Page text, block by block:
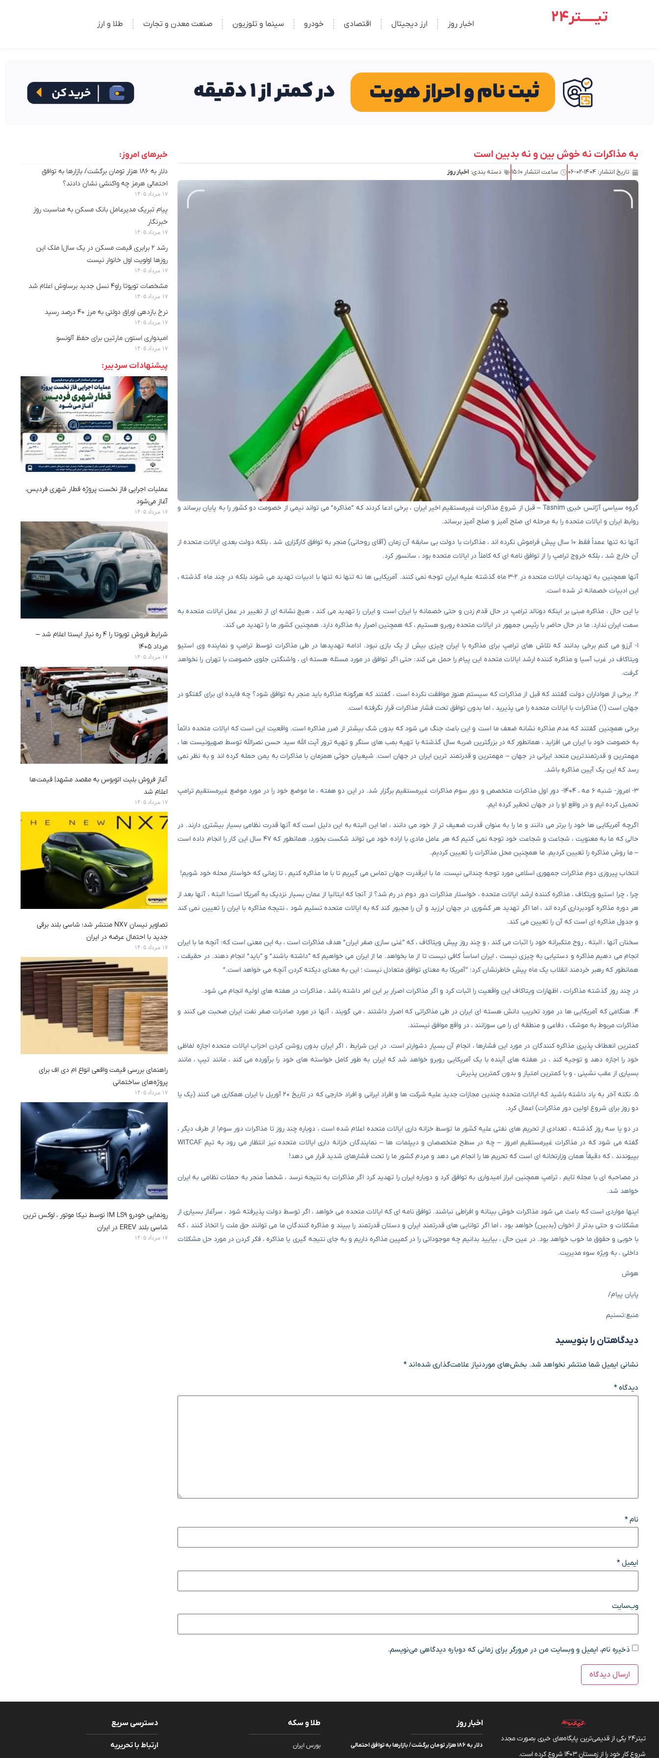
تیـــــتر24 اخبار روز ارز دیجیتال اقتصادی خودرو سینما و تلوزیون صنعت معدن و تجارت طلا و ارز
به مذاکرات نه خوش بین و نه بدبین است
تاریخ انتشار: ۱۴۰۴-۰۲-۰۶ ساعت انتشار ۱۵:۱۰ دسته بندی: اخبار روز
گروه سیاسی آژانس خبری Tasnim – قبل از شروع مذاکرات غیرمستقیم اخیر ایران ، برخی ادعا کردند که “مذاکره” می تواند نیمی از خصومت دو کشور را به پایان برساند و
روابط ایران و ایالات متحده را به مرحله ای صلح آمیز و صلح آمیز برساند.
آنها نه تنها عمداً فقط ۱۰ سال پیش فراموش نکرده اند ، مذاکرات با دولت بی سابقه آن زمان (آقای روحانی) منجر به توافق کارگزاری شد ، بلکه دولت بعدی ایالات متحده از
آن خارج شد ، بلکه خروج ترامپ را از توافق نامه ای که کاملاً در ایالات متحده بود ، سانسور کرد.
آنها همچنین به تهدیدات ایالات متحده در ۲-۳ ماه گذشته علیه ایران توجه نمی کنند. آمریکایی ها نه تنها نه تنها با ادبیات تهدید می شوند بلکه در چند ماه گذشته ،
این ادبیات خصمانه تر شده است.
با این حال ، مذاکره مبنی بر اینکه دونالد ترامپ در حال قدم زدن و حتی خصمانه با ایران است و ایران را تهدید می کند ، هیچ نشانه ای از تغییر در عمل ایالات متحده به
سمت ایران ندارد. ما در حال حاضر با رئیس جمهور در ایالات متحده روبرو هستیم ، که همچنین اصرار به مذاکره دارد. همچنین کشور ما را تهدید می کند.
۱- آرزو می کنم برخی بدانند که تلاش های ترامپ برای مذاکره با ایران چیزی بیش از یک بازی نبود. ادامه تهدیدها در طی مذاکرات توسط ترامپ و نماینده وی استیو
ویتاکاف در غرب آسیا و مذاکره کننده ارشد ایالات متحده این پیام را حمل می کند: حتی اگر توافق در مورد مسئله هسته ای ، واشنگتن جلوی خصومت با تهران را نخواهد
گرفت.
۲. برخی از هواداران دولت گفتند که قبل از مذاکرات که سیستم هنوز موافقت نکرده است ، گفتند که هرگونه مذاکره باید منجر به توافق شود؟ چه فایده ای برای گفتگو در
جهان است (!) مذاکرات با ایالات متحده را می پذیرید ، اما بدون توافق تحت فشار مذاکرات قرار نگرفته است.
برخی همچنین گفتند که عدم مذاکره نشانه ضعف ما است و این باعث جنگ می شود که بدون شک بیشتر از ضرر مذاکره است. واقعیت این است که ایالات متحده دائماً
به خصومت خود با ایران می افزاید ، همانطور که در بزرگترین ضربه سال گذشته با تهیه بمب های سنگر و تهیه ترور آیت الله سید حسن نصرالله توسط صهیونیست ها ،
مهمترین و قدرتمندترین متحد ایرانی در جهان – مهمترین و قدرتمند ترین ایران در جهان است. شیعیان حوثی همزمان با مذاکرات به یمن حمله کرده اند و به نظر نمی
رسد که این یک آیین مذاکره باشد.
۳- امروز- شنبه ۶ مه ، ۱۴۰۴- دور اول مذاکرات متخصص و دور سوم مذاکرات غیرمستقیم برگزار شد. در این دو هفته ، ما موضع خود را در مورد موضع غیرمستقیم ترامپ
تحمیل کرده ایم و در واقع او را در جهان تحقیر کرده ایم.
اگرچه آمریکایی ها خود را برتر می دانند و ما را به عنوان قدرت ضعیف تر از خود می دانند ، اما این البته به این دلیل است که آنها قدرت نظامی بسیار بیشتری دارند. در
حالی که ما به معنویت ، شجاعت و شجاعت خود توجه نمی کنیم که هر عامل مادی با اراده خود می تواند شکست بخورد. همانطور که ۴۷ سال این کار را انجام داده است
– ما روش مذاکره را تعیین کردیم. ما همچنین محل مذاکرات را تعیین کردیم.
انتخاب پیروزی دوم مذاکرات جمهوری اسلامی مورد توجه چندانی نیست. ما با ابرقدرت جهان تماس می گیریم تا با ما مذاکره کنیم ، تا زمانی که خواستار محله خود شویم!
چرا ، چرا استیو ویتکاف ، مذاکره کننده ارشد ایالات متحده ، خواستار مذاکرات دور دوم در رم شد؟ از آنجا که ایتالیا از عمان بسیار نزدیک به آمریکا است! البته ، آنها بعد از
هر دوره مذاکره گودبرداری کرده اند ، اما اگر تهدید هر کشوری در جهان لرزید و آن را مجبور کند که به ایالات متحده تسلیم شود ، نتیجه مذاکره با ایران را تعیین نمی کند
و جدول مذاکره ای است که آن را تعیین می کند.
سخنان آنها ، البته ، روح متکبرانه خود را اثبات می کند ، و چند روز پیش ویتاکاف ، که “غنی سازی صفر ایران” هدف مذاکرات است ، به این معنی است که: آنچه ما با ایران
انجام می دهیم مذاکره و دستیابی به چیزی نیست ، ایران اساساً کافی نیست تا از ما بخواهد. ما از ایران می خواهیم که “داشته باشند” و “باید” انجام دهند. در حقیقت ،
همانطور که رهبر خردمند انقلاب یک ماه پیش خاطرنشان کرد: “آمریکا به معنای توافق متعادل نیست ؛ این به معنای دیکته کردن آنچه می خواهد است.”
در چند روز گذشته مذاکرات ، اظهارات ویتاکاف این واقعیت را اثبات کرد و اگر مذاکرات اصرار بر این امر داشته باشد ، مذاکرات در هفته های اولیه انجام می شود.
۴. هنگامی که آمریکایی ها در مورد تخریب دانش هسته ای ایران در طی مذاکراتی که اصرار داشتند ، می گویند ، آنها در مورد صادرات صفر نفت ایران صحبت می کنند و
مذاکرات مربوط به موشک ، دفاعی و منطقه ای را می سوزانند ، در واقع موافق نیستند.
کمترین انعطاف پذیری مذاکره کنندگان در مورد این فشارها ، انجام آن بسیار دشوارتر است. در این شرایط ، اگر ایران بدون روشن کردن احزاب ایالات متحده اجازه لفاظی
خود را اجازه دهد و توجیه کند ، در هفته های آینده با یک آمریکایی روبرو خواهد شد که ایران به طور کامل خواسته های خود را برآورده می کند ، مانند تیپ ، مانند
بسیاری از عقب نشینی ، و با کمترین امتیاز و بدون کمترین پذیرش.
۵. نکته آخر به یاد داشته باشید که ایالات متحده چندین مجازات جدید علیه شرکت ها و افراد ایرانی و افراد خارجی که در تاریخ ۲۰ آوریل با ایران همکاری می کنند (یک یا
دو روز برای شروع اولین دور مذاکرات) اعمال کرد.
در دو یا سه روز گذشته ، تعدادی از تحریم های نفتی علیه کشور ما توسط خزانه داری ایالات متحده اعلام شده است ، دوباره چند روز تا مذاکرات دور سوم! از طرف دیگر ،
گفته می شود که در مذاکرات غیرمستقیم امروز – چه در سطح متخصصان و دیپلمات ها – نمایندگان خزانه داری ایالات متحده نیز انتظار می رود به تیم WITCAF
بپیوندند ، که دقیقاً همان وزارتخانه ای است که تحریم ها را انجام می دهد و مردم کشور ما را تحت فشارهای شدید قرار می دهد!
در مصاحبه ای با مجله تایم ، ترامپ همچنین ابراز امیدواری به توافق کرد و دوباره ایران را تهدید کرد اگر مذاکرات به نتیجه نرسد ، شخصاً منجر به حملات نظامی به ایران
خواهد شد.
اینها مواردی است که باعث می شود مذاکرات خوش بینانه و افراطی نباشند. توافق نامه ای که ایالات متحده می خواهد ، اگر توسط دولت پذیرفته شود ، سرآغاز بسیاری از
مشکلات و حتی بدتر از اخوان (بدبین) خواهد بود ، اما اگر توانایی های قدرتمند ایران و دستان قدرتمند را ببیند و مذاکره کنندگان ما می توانند حق ملت را اتخاذ کنند ، که
با خوبی و حقوق ما خوب خواهد بود. در عین حال ، بیایید بدانیم چه موجوداتی را در کمپین مذاکره داریم و به جای نتیجه گیری یا مذاکره ، فکر کردن در مورد حل مشکلات
داخلی ، به ویژه سوء مدیریت.
هوش
پایان پیام/
منبع:تسنیم
دیدگاهتان را بنویسید
نشانی ایمیل شما منتشر نخواهد شد. بخش‌های موردنیاز علامت‌گذاری شده‌اند*
دیدگاه*
نام*
ایمیل*
وب‌سایت
ذخیره نام، ایمیل و وبسایت من در مرورگر برای زمانی که دوباره دیدگاهی می‌نویسم.
خبرهای امروز:
دلار به ۱۸۶ هزار تومان برگشت/ بازارها به توافق
احتمالی هرمز چه واکنشی نشان دادند؟
۱۷ مرداد ۱۴۰۵
پیام تبریک مدیرعامل بانک مسکن به مناسبت روز
خبرنگار
۱۷ مرداد ۱۴۰۵
رشد ۲ برابری قیمت مسکن در یک سال| ملک این
روزها اولویت اول خانوار نیست
۱۷ مرداد ۱۴۰۵
مشخصات تویوتا راو۴ نسل جدید برساوش اعلام شد
۱۷ مرداد ۱۴۰۵
نرخ بازدهی اوراق دولتی به مرز ۴۰ درصد رسید
۱۷ مرداد ۱۴۰۵
امیدواری استون مارتین برای حفظ آلونسو
۱۷ مرداد ۱۴۰۵
پیشنهادات سردبیر:
عملیات اجرایی فاز نخست پروژه قطار شهری فردیس،
آغاز می‌شود
۱۷ مرداد ۱۴۰۵
شرایط فروش تویوتا را ۴ ره نیاز ایستا اعلام شد –
مرداد ۱۴۰۵
۱۷ مرداد ۱۴۰۵
آغاز فروش بلیت اتوبوس به مقصد مشهد| قیمت‌ها
اعلام شد
۱۷ مرداد ۱۴۰۵
تصاویر نیسان NX7 منتشر شد؛ شاسی بلند برقی
جدید با احتمال عرضه در ایران
۱۷ مرداد ۱۴۰۵
راهنمای بررسی قیمت واقعی انواع ام دی اف برای
پروژه‌های ساختمانی
۱۷ مرداد ۱۴۰۵
رونمایی خودرو IM LS9 توسط نیکا موتور ، لوکس ترین
شاسی بلند EREV در ایران
۱۷ مرداد ۱۴۰۵
تیتر24 یکی از قدیمی‌ترین پایگاه‌های خبری بصورت مجدد
شروع کار خود را از زمستان 1403 شروع کرده است.
اخبار روز
دلار به ۱۸۶ هزار تومان برگشت/ بازارها به توافق احتمالی
طلا و سکه
بورس ایران
دسترسی سریع
ارتباط با تحریریه